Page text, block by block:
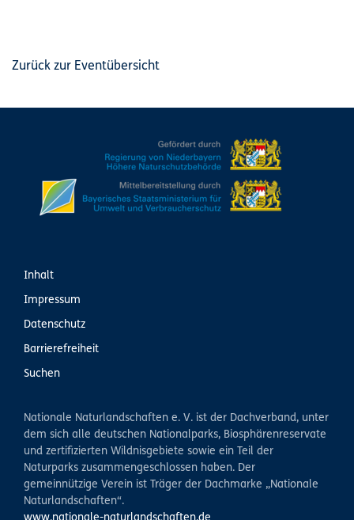
Zurück zur Eventübersicht
Inhalt
Impressum
Datenschutz
Barrierefreiheit
Suchen
Nationale Naturlandschaften e. V. ist der Dachverband, unter
dem sich alle deutschen Nationalparks, Biosphärenreservate
und zertifizierten Wildnisgebiete sowie ein Teil der
Naturparks zusammengeschlossen haben. Der
gemeinnützige Verein ist Träger der Dachmarke „Nationale
Naturlandschaften“.